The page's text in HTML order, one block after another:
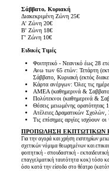
Σάββατο, Κυριακή
Διακεκριμένη Ζώνη 25€
Α' Ζώνη 20€
Β' Ζώνη 18€
Γ' Ζώνη 10€
Ειδικές Τιμές
Φοιτητικό - Νεανικό έως 28
Ανω των 65 ετών: Τετάρτη
Σάββατο, Κυριακή (εκτός
Κάρτα ανέργων: Όλες τις
ΑΜΕΑ (καθημερινά &
Πολύτεκνοι (καθημερινά &
Θέσεις μειωμένης ορατότητας
Ατέλειες Δραματικών
Τις επίσημες αργίες ισχύουν
ΠΡΟΠΩΛΗΣΗ ΕΚΠΤΩΤΙΚΩΝ
Για την αγορά και χρήση εισιτηρίων
σχετικών νόμιμα θεωρημένων και
φοιτητική - σπουδαστική -
επαγγελματική ταυτότητα κοκ) τόσο
όσο κατά την είσοδο στο θέατρο